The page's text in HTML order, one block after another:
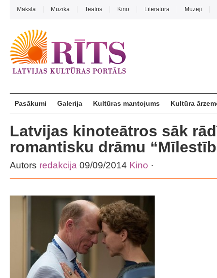
Māksla Mūzika Teātris Kino Literatūra Muzeji
Pasākumi Galerija Kultūras mantojums Kultūra
Latvijas kinoteātros sāk
romantisku drāmu
Autors redakcija 09/09/2014 Kino ·